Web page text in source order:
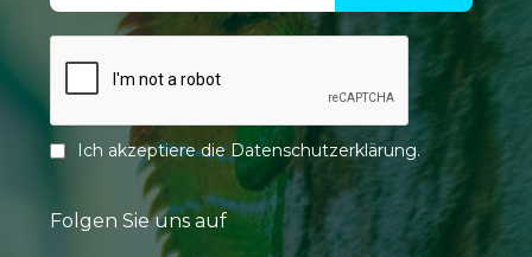
Ich akzeptiere dieDatenschutzerklärung.
Folgen Sie uns auf